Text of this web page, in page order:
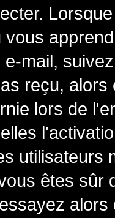
mail,
reçu,
lors de
utilisateurs
êtes sûr